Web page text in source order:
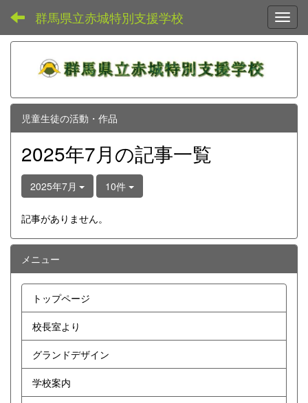
群馬県立赤城特別支援学校
児童生徒の活動・作品
2025年7月の記事一覧
2025年7月 10件
記事がありません。
メニュー
トップページ
校長室より
グランドデザイン
学校案内